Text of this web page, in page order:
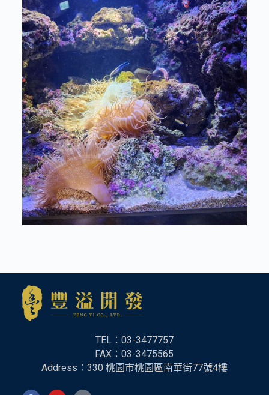
TEL：03-3477757
FAX：03-3475565
Address：330 桃園市桃園區南華街77號4樓